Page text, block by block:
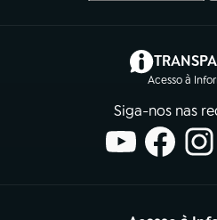
Acesso à
Siga-nos nas